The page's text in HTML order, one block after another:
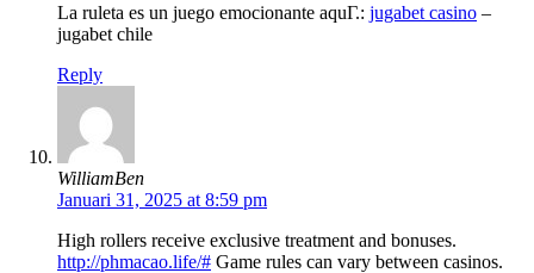
La ruleta es un juego emocionante aquГ­.: jugabet casino –
jugabet chile
Reply
WilliamBen
Januari 31, 2025 at 8:59 pm
High rollers receive exclusive treatment and bonuses.
http://phmacao.life/# Game rules can vary between casinos.